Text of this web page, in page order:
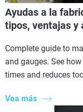
Ayudas a la
tipos, ventajas y
Complete guide to
and gauges. See
times and reduces
Vea más